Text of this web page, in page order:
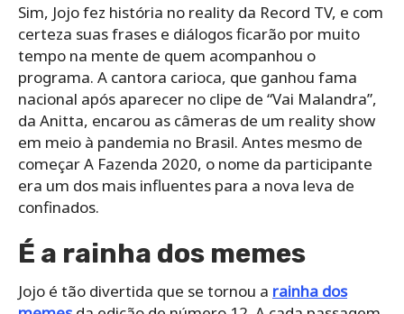
Sim, Jojo fez história no reality da Record TV, e com
certeza suas frases e diálogos ficarão por muito
tempo na mente de quem acompanhou o
programa. A cantora carioca, que ganhou fama
nacional após aparecer no clipe de “Vai Malandra”,
da Anitta, encarou as câmeras de um reality show
em meio à pandemia no Brasil. Antes mesmo de
começar A Fazenda 2020, o nome da participante
era um dos mais influentes para a nova leva de
confinados.
É a rainha dos memes
Jojo é tão divertida que se tornou a rainha dos